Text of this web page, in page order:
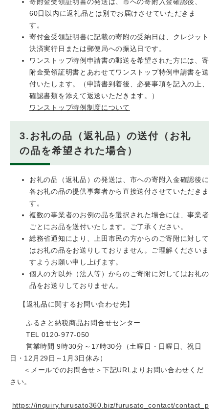
60日以内に返礼品とは別でお届けさせていただきま
す。
寄付金受領証明書に記載の寄附の受納日は、クレジット
決済実行日または郵便局への振込日です。
ワンストップ特例申請書の郵送を希望された方には、寄
附金受領証明書とあわせてワンストップ特例申請書を送
付いたします。（申請書到着後、必要事項を記入の上、
確認書類を添えて返送いただきます。）
ワンストップ特例制度について
3.お礼の品（返礼品）の送付（お礼
の品を希望された場合）
お礼の品（返礼品）の発送は、市への寄附入金確認後に
各お礼の品の提供事業者から直接送付させていただきま
す。
複数の事業者のお例の品を選択された場合には、事業者
ごとにお品を送付いたします。ご了承ください。
総務省通知により、上田市民の方からのご寄附に対して
はお礼の品をお送りしておりません。ご理解くださいま
すようお願い申し上げます。
個人の方以外（法人等）からのご寄附に対してはお礼の
品をお送りしておりません。
【返礼品に関するお問い合わせ先】
ふるさと納税商品お問合せセンター
TEL 0120-977-050
営業時間 9時30分～17時30分（土曜日・日曜日、祝日
日・12月29日～1月3日休み）
＜メールでのお問合せ＞下記URLよりお問い合わせくだ
さい。
https://inquiry.furusato360.biz/furusato_contact/contact_p